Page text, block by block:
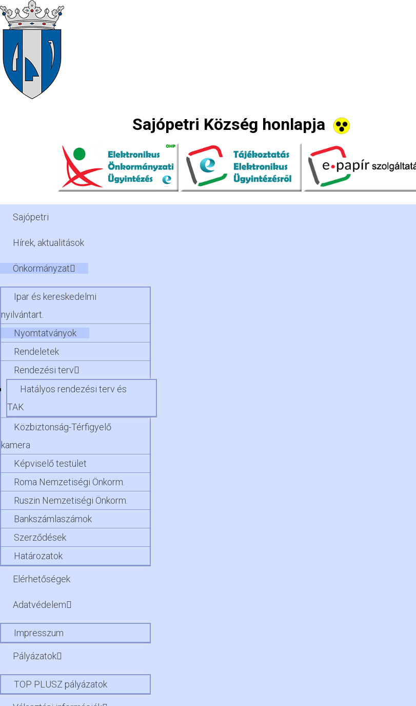
Sajópetri Község honlapja
Sajópetri
Hírek, aktualitások
Önkormányzat
Ipar és kereskedelmi
nyilvántart.
Nyomtatványok
Rendeletek
Rendezési terv
Hatályos rendezési terv és
TAK
Közbiztonság-Térfigyelő
kamera
Képviselő testület
Roma Nemzetiségi Önkorm.
Ruszin Nemzetiségi Önkorm.
Bankszámlaszámok
Szerződések
Határozatok
Elérhetőségek
Adatvédelem
Impresszum
Pályázatok
TOP PLUSZ pályázatok